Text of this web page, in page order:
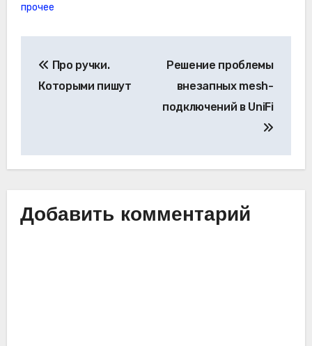
прочее
по
Про ручки.
Которыми пишут
Решение проблемы
внезапных mesh-
подключений в UniFi
Добавить комментарий